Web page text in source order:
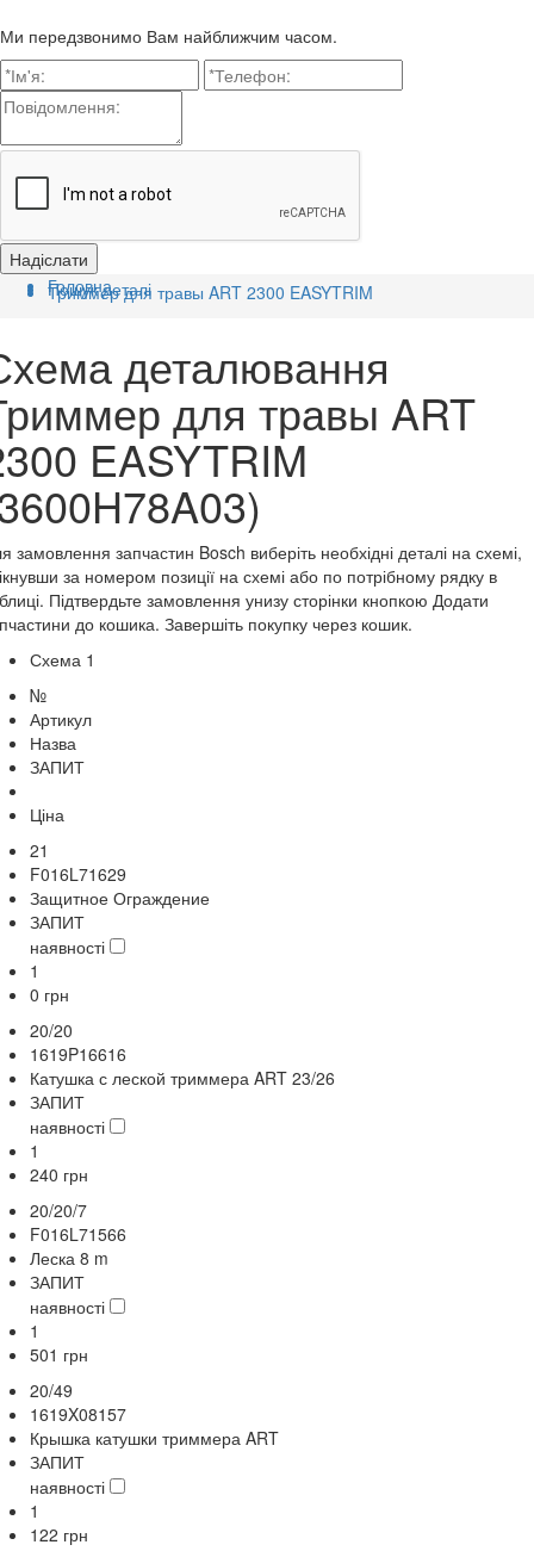
Ми передзвонимо Вам найближчим часом.
Головна
Пошук деталі
Триммер для травы ART 2300 EASYTRIM
деталювання
для травы ART
EASYTRIM
замовлення запчастин Bosch виберіть необхідні деталі на схемі,
за номером позиції на схемі або по потрібному рядку в
Підтвердьте замовлення унизу сторінки кнопкою Додати
до кошика. Завершіть покупку через кошик.
Схема 1
№
Артикул
Назва
ЗАПИТ
Ціна
21
F016L71629
Защитное Ограждение
ЗАПИТ
наявності
1
0 грн
20/20
1619P16616
Катушка с леской триммера ART 23/26
ЗАПИТ
наявності
1
240 грн
20/20/7
F016L71566
Леска 8 m
ЗАПИТ
наявності
1
501 грн
20/49
1619X08157
Крышка катушки триммера ART
ЗАПИТ
наявності
1
122 грн